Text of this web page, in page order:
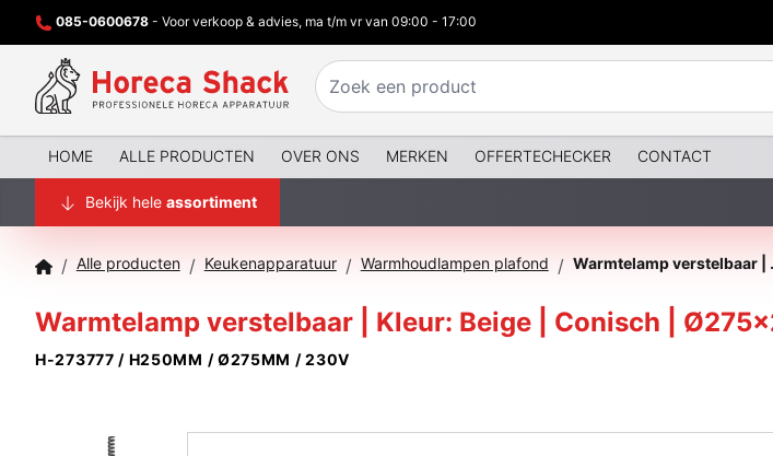
085-0600678 - Voor verkoop & advies, ma t/m vr van 09:00 - 17:00
HOME ALLE PRODUCTEN OVER ONS MERKEN OFFERTECHECKER CONTACT
Bekijk hele assortiment
/ Alle producten / Keukenapparatuur / Warmhoudlampen plafond /
Warmtelamp verstelbaar | Kleur: Beige | Conisch |
H-273777 / H250MM / Ø275MM / 230V